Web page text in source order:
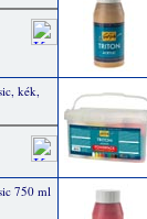
kék,
750 ml